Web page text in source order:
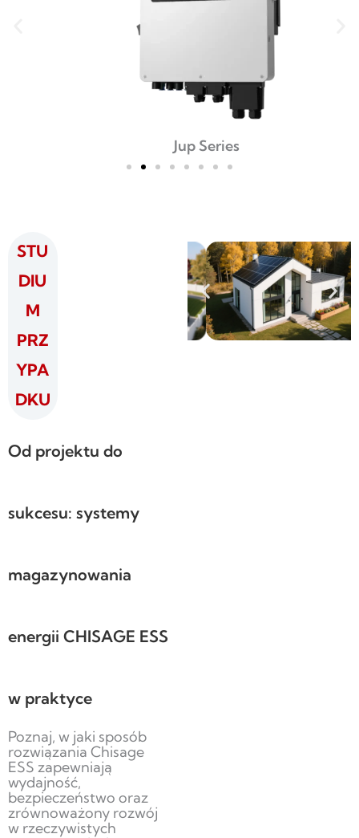
Jup Series
STU
DIU
M
PRZ
YPA
DKU
Od projektu do
sukcesu: systemy
magazynowania
energii CHISAGE ESS
w praktyce
Poznaj, w jaki sposób
rozwiązania Chisage
ESS zapewniają
wydajność,
bezpieczeństwo oraz
zrównoważony rozwój
w rzeczywistych